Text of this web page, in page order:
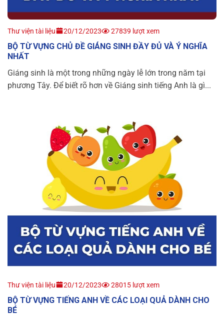
Thư viện tài liệu 20/12/2023 27839 lượt xem
BỘ TỪ VỰNG CHỦ ĐỀ GIÁNG SINH ĐẦY ĐỦ VÀ Ý NGHĨA
NHẤT
Giáng sinh là một trong những ngày lễ lớn trong năm tại
phương Tây. Để biết rõ hơn về Giáng sinh tiếng Anh là gì...
Thư viện tài liệu 20/12/2023 28015 lượt xem
BỘ TỪ VỰNG TIẾNG ANH VỀ CÁC LOẠI QUẢ DÀNH CHO
BÉ